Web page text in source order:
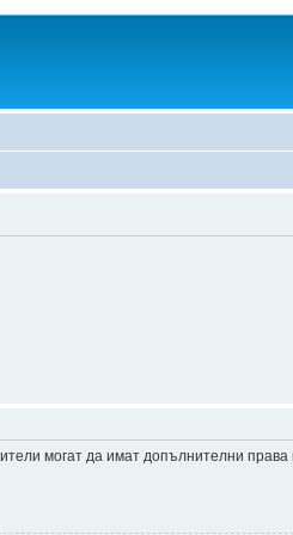
могат да имат допълнителни